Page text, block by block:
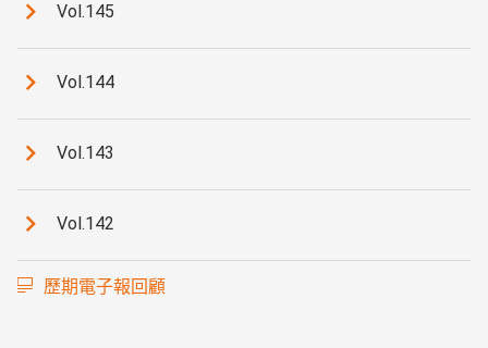
Vol.145
Vol.144
Vol.143
Vol.142
歷期電子報回顧